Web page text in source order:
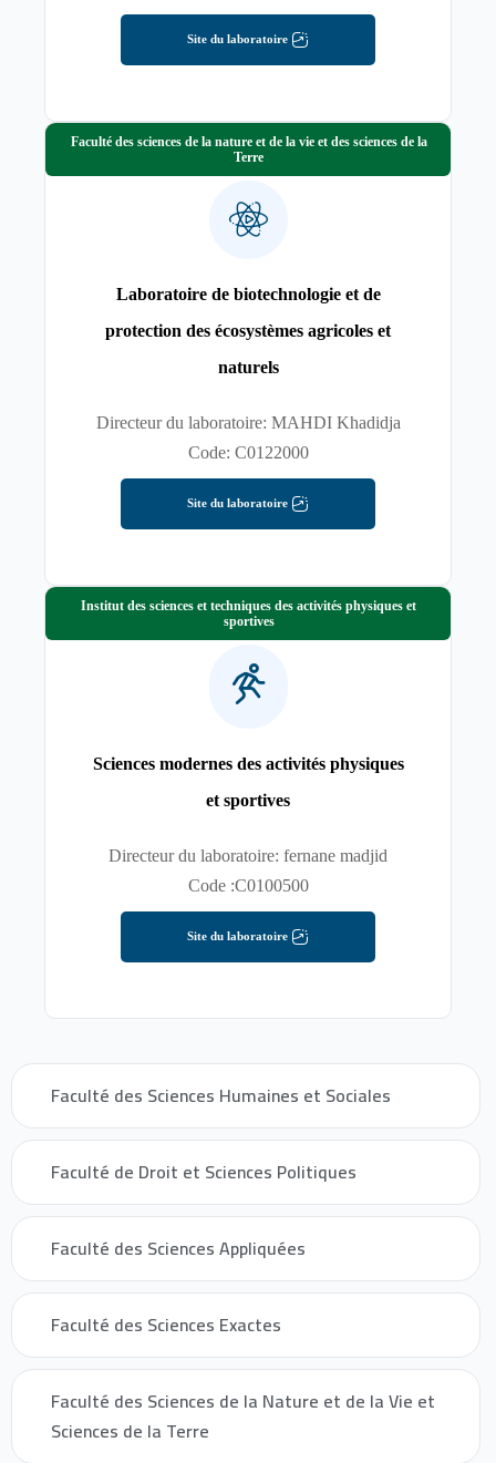
Faculté des Sciences Humaines et Sociales
Faculté de Droit et Sciences Politiques
Faculté des Sciences Appliquées
Faculté des Sciences Exactes
Faculté des Sciences de la Nature et de la Vie et
Sciences de la Terre
Site du laboratoire
Laboratoire de biotechnologie et de
protection des écosystèmes agricoles et
naturels
Directeur du laboratoire: MAHDI Khadidja
Code: C0122000
Site du laboratoire
Faculté des sciences de la nature et de la vie et des sciences de la
Terre
Sciences modernes des activités physiques
et sportives
Directeur du laboratoire: fernane madjid
Code :C0100500
Site du laboratoire
Institut des sciences et techniques des activités physiques et
sportives